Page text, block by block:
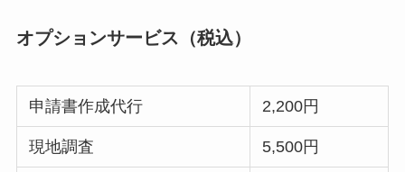
オプションサービス（税込）
申請書作成代行 2,200円
現地調査 5,500円